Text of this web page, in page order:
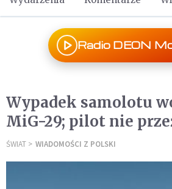
Radio DEON
Wypadek samolotu
MiG-29; pilot nie
ŚWIAT WIADOMOŚCI Z POLSKI